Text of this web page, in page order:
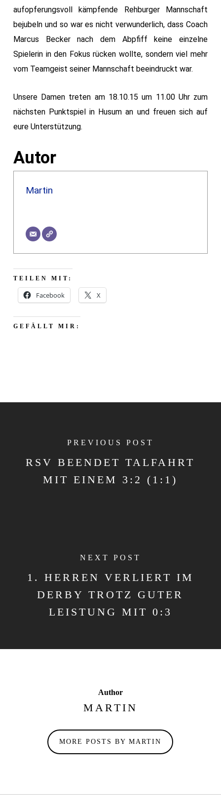
aufopferungsvoll kämpfende Rehburger Mannschaft
bejubeln und so war es nicht verwunderlich, dass Coach
Marcus Becker nach dem Abpfiff keine einzelne
Spielerin in den Fokus rücken wollte, sondern viel mehr
vom Teamgeist seiner Mannschaft beeindruckt war.
Unsere Damen treten am 18.10.15 um 11.00 Uhr zum
nächsten Punktspiel in Husum an und freuen sich auf
eure Unterstützung.
Autor
Martin
TEILEN MIT:
Facebook X
GEFÄLLT MIR:
PREVIOUS POST
RSV BEENDET TALFAHRT
MIT EINEM 3:2 (1:1)
NEXT POST
1. HERREN VERLIERT IM
DERBY TROTZ GUTER
LEISTUNG MIT 0:3
Author
MARTIN
MORE POSTS BY MARTIN